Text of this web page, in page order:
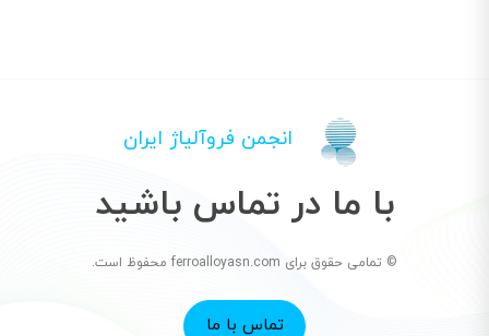
انجمن فروآلیاژ ایران
با ما در تماس باشید
© تمامی حقوق برای ferroalloyasn.com محفوظ است.
تماس با ما